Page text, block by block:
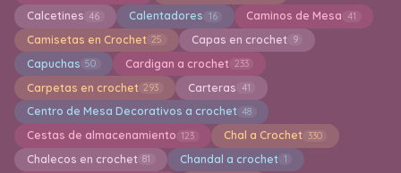
Calcetines 46 Calentadores 16 Caminos de Mesa 41
Camisetas en Crochet 25 Capas en crochet 9
Capuchas 50 Cardigan a crochet 233
Carpetas en crochet 293 Carteras 41
Centro de Mesa Decorativos a crochet 48
Cestas de almacenamiento 123 Chal a Crochet 330
Chalecos en crochet 81 Chandal a crochet 1